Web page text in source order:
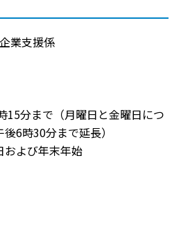
業支援係
15分まで（月曜日と金曜日につ
6時30分まで延長）
よび年末年始